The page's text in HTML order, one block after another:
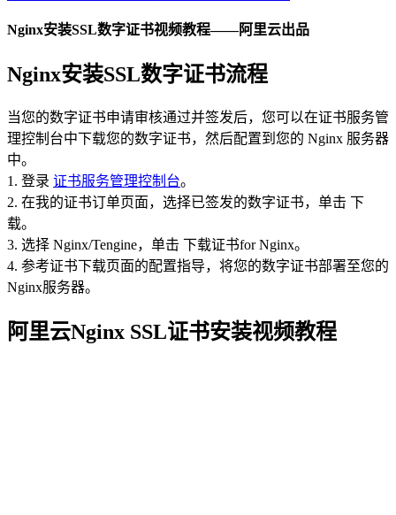
Nginx安装SSL数字证书视频教程——阿里云出品
Nginx安装SSL数字证书流程
当您的数字证书申请审核通过并签发后，您可以在证书服务管
理控制台中下载您的数字证书，然后配置到您的 Nginx 服务器
中。
1. 登录 证书服务管理控制台。
2. 在我的证书订单页面，选择已签发的数字证书，单击 下
载。
3. 选择 Nginx/Tengine，单击 下载证书for Nginx。
4. 参考证书下载页面的配置指导，将您的数字证书部署至您的
Nginx服务器。
阿里云Nginx SSL证书安装视频教程